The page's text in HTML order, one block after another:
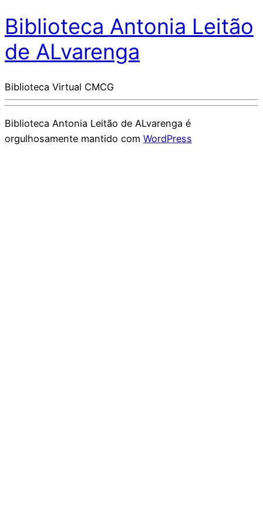
Biblioteca Antonia Leitão
de ALvarenga
Biblioteca Virtual CMCG
Biblioteca Antonia Leitão de ALvarenga é
orgulhosamente mantido com WordPress